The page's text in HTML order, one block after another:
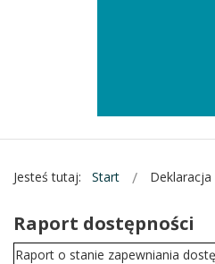
Jesteś tutaj: Start
Raport dostępności
Raport o stanie zapewniania